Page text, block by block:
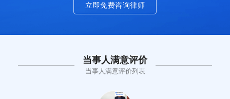
立即免费咨询律师
当事人满意评价
当事人满意评价列表